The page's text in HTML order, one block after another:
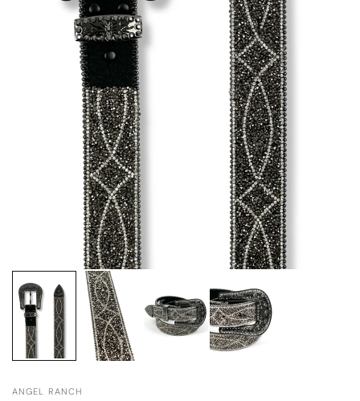
ANGEL RANCH